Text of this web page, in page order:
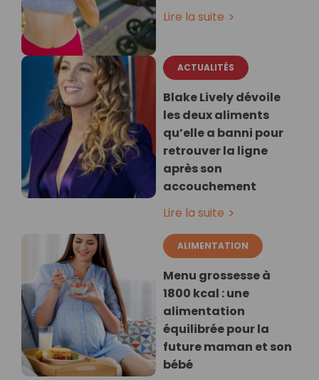
Lire la suite
ACTUALITÉS
Blake Lively dévoile
les deux aliments
qu’elle a banni pour
retrouver la ligne
après son
accouchement
Lire la suite
ALIMENTATION
Menu grossesse à
1800 kcal : une
alimentation
équilibrée pour la
future maman et son
bébé